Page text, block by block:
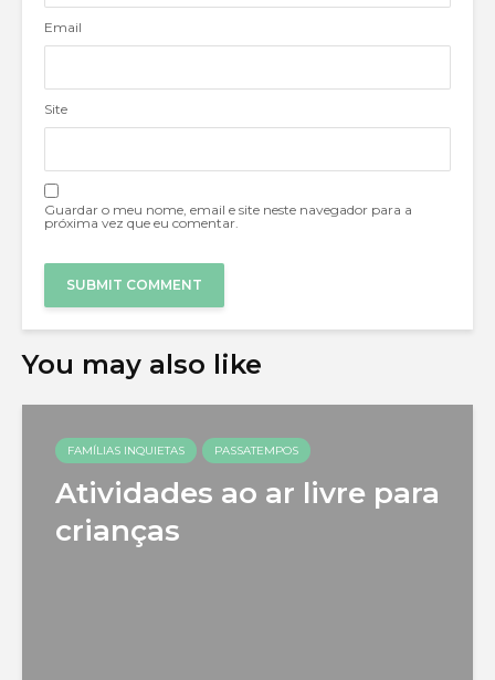
Email
Site
Guardar o meu nome, email e site neste navegador para a
próxima vez que eu comentar.
You may also like
FAMÍLIAS INQUIETAS PASSATEMPOS
Atividades ao ar livre para
crianças